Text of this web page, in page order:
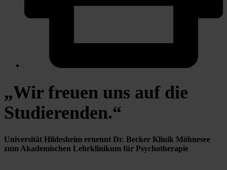
„Wir freuen uns auf die
Studierenden.“
Universität Hildesheim ernennt Dr. Becker Klinik Möhnesee
zum Akademischen Lehrklinikum für Psychotherapie